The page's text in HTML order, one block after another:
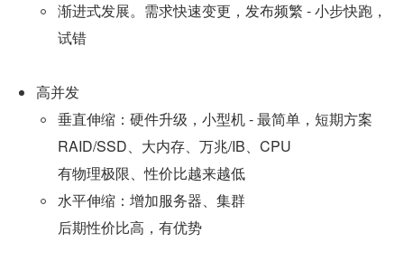
渐进式发展。需求快速变更，发布频繁 - 小步快跑，
试错
高并发
垂直伸缩：硬件升级，小型机 - 最简单，短期方案
RAID/SSD、大内存、万兆/IB、CPU
有物理极限、性价比越来越低
水平伸缩：增加服务器、集群
后期性价比高，有优势